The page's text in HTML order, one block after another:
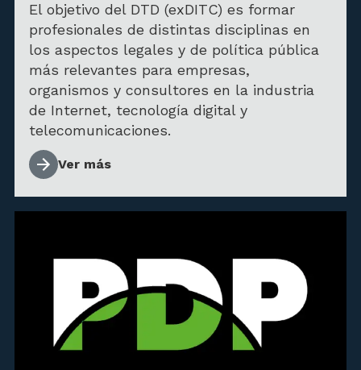
El objetivo del DTD (exDITC) es formar
profesionales de distintas disciplinas en
los aspectos legales y de política pública
más relevantes para empresas,
organismos y consultores en la industria
de Internet, tecnología digital y
telecomunicaciones.
Ver más